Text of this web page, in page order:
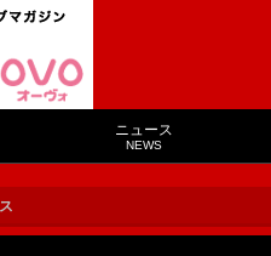
ニュース
NEWS